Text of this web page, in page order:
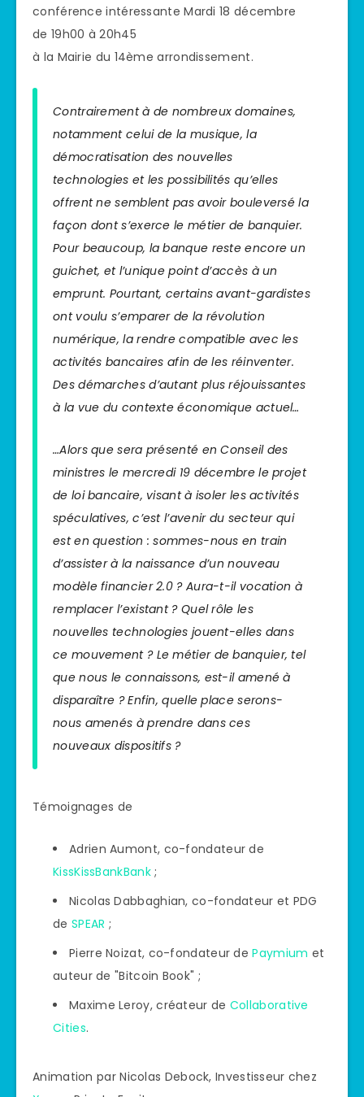
conférence intéressante Mardi 18 décembre
de 19h00 à 20h45
à la Mairie du 14ème arrondissement.
Contrairement à de nombreux domaines,
notamment celui de la musique, la
démocratisation des nouvelles
technologies et les possibilités qu’elles
offrent ne semblent pas avoir bouleversé la
façon dont s’exerce le métier de banquier.
Pour beaucoup, la banque reste encore un
guichet, et l’unique point d’accès à un
emprunt. Pourtant, certains avant-gardistes
ont voulu s’emparer de la révolution
numérique, la rendre compatible avec les
activités bancaires afin de les réinventer.
Des démarches d’autant plus réjouissantes
à la vue du contexte économique actuel…
…Alors que sera présenté en Conseil des
ministres le mercredi 19 décembre le projet
de loi bancaire, visant à isoler les activités
spéculatives, c’est l’avenir du secteur qui
est en question : sommes-nous en train
d’assister à la naissance d’un nouveau
modèle financier 2.0 ? Aura-t-il vocation à
remplacer l’existant ? Quel rôle les
nouvelles technologies jouent-elles dans
ce mouvement ? Le métier de banquier, tel
que nous le connaissons, est-il amené à
disparaître ? Enfin, quelle place serons-
nous amenés à prendre dans ces
nouveaux dispositifs ?
Témoignages de
Adrien Aumont, co-fondateur de
KissKissBankBank;
Nicolas Dabbaghian, co-fondateur et PDG
de SPEAR ;
Pierre Noizat, co-fondateur dePaymium et
auteur de "Bitcoin Book" ;
Maxime Leroy, créateur de Collaborative
Cities.
Animation par Nicolas Debock, Investisseur chez